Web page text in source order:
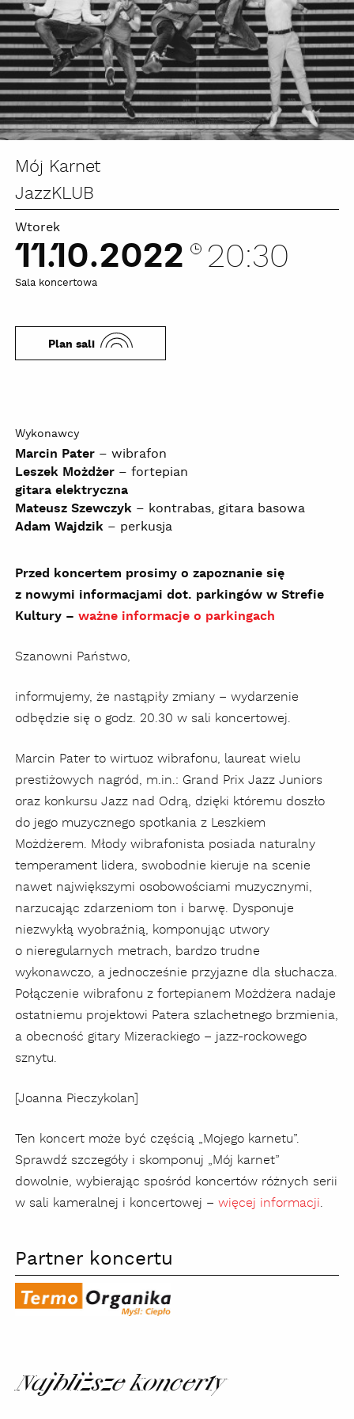
Mój Karnet
JazzKLUB
Wtorek
11.10.2022 20:30
Sala koncertowa
Plan sali
Wykonawcy
Marcin Pater – wibrafon
Leszek Możdżer – fortepian
gitara elektryczna
Mateusz Szewczyk – kontrabas, gitara basowa
Adam Wajdzik – perkusja
Przed koncertem prosimy o zapoznanie się
z nowymi informacjami dot. parkingów w Strefie
Kultury – ważne informacje o parkingach
Szanowni Państwo,
informujemy, że nastąpiły zmiany – wydarzenie
odbędzie się o godz. 20.30 w sali koncertowej.
Marcin Pater to wirtuoz wibrafonu, laureat wielu
prestiżowych nagród, m.in.: Grand Prix Jazz Juniors
oraz konkursu Jazz nad Odrą, dzięki któremu doszło
do jego muzycznego spotkania z Leszkiem
Możdżerem. Młody wibrafonista posiada naturalny
temperament lidera, swobodnie kieruje na scenie
nawet największymi osobowościami muzycznymi,
narzucając zdarzeniom ton i barwę. Dysponuje
niezwykłą wyobraźnią, komponując utwory
o nieregularnych metrach, bardzo trudne
wykonawczo, a jednocześnie przyjazne dla słuchacza.
Połączenie wibrafonu z fortepianem Możdżera nadaje
ostatniemu projektowi Patera szlachetnego brzmienia,
a obecność gitary Mizerackiego – jazz-rockowego
sznytu.
[Joanna Pieczykolan]
Ten koncert może być częścią „Mojego karnetu”.
Sprawdź szczegóły i skomponuj „Mój karnet”
dowolnie, wybierając spośród koncertów różnych serii
w sali kameralnej i koncertowej – więcej informacji.
Partner koncertu
Najbliższe koncerty